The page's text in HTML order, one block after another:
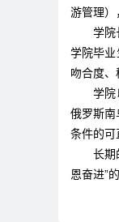
游管理）
学院长
学院毕
吻合度、
学院以
俄罗斯南
条件的可
长期的
恩奋进”